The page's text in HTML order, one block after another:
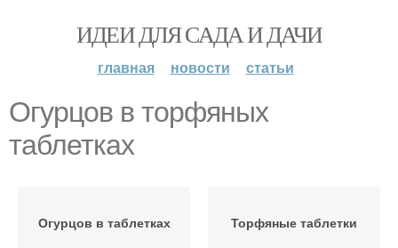
ИДЕИ ДЛЯ САДА И ДАЧИ
главная новости статьи
Огурцов в торфяных
таблетках
Огурцов в таблетках Торфяные таблетки